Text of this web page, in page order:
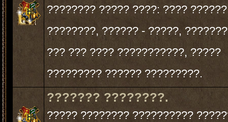
???????? ????? ????: ????
????????, ?????? - ?????,
??? ??? ???? ???????????, ?????
????????? ?????? ?????????.
??????? ????????.
????? ???????? ??????????